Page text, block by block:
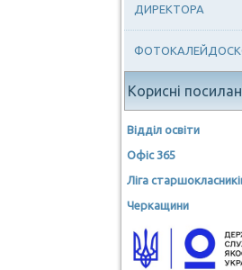
ДИРЕКТОРА
Корисні
Відділ освіти
Офіс 365
Ліга
Черкащини